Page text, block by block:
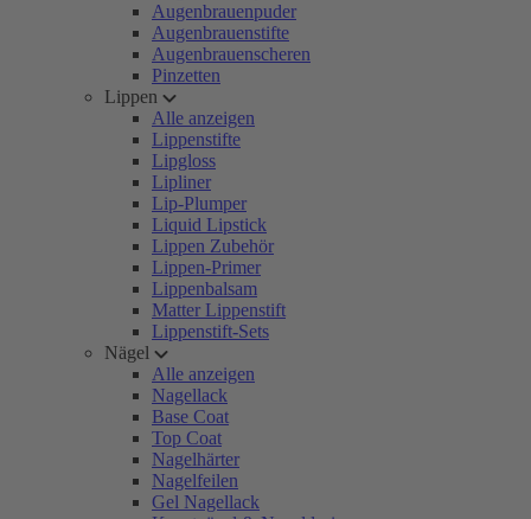
Augenbrauenpuder
Augenbrauenstifte
Augenbrauenscheren
Pinzetten
Lippen
Alle anzeigen
Lippenstifte
Lipgloss
Lipliner
Lip-Plumper
Liquid Lipstick
Lippen Zubehör
Lippen-Primer
Lippenbalsam
Matter Lippenstift
Lippenstift-Sets
Nägel
Alle anzeigen
Nagellack
Base Coat
Top Coat
Nagelhärter
Nagelfeilen
Gel Nagellack